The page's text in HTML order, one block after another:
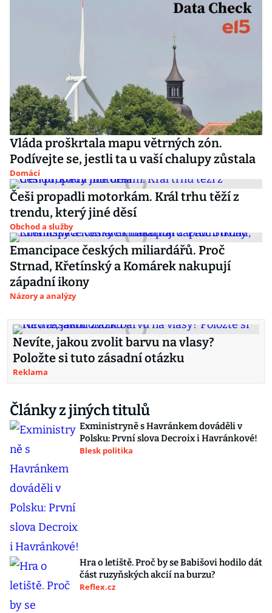
Vláda proškrtala mapu větrných zón.
Podívejte se, jestli ta u vaší chalupy zůstala
Domácí
Češi propadli motorkám. Král trhu těží z
trendu, který jiné děsí
Obchod a služby
Emancipace českých miliardářů. Proč
Strnad, Křetínský a Komárek nakupují
západní ikony
Názory a analýzy
Nevíte, jakou zvolit barvu na vlasy?
Položte si tuto zásadní otázku
Reklama
Články z jiných titulů
Exministryně s Havránkem dováděli v
Polsku: První slova Decroix i Havránkové!
Blesk politika
Hra o letiště. Proč by se Babišovi hodilo dát
část ruzyňských akcií na burzu?
Reflex.cz